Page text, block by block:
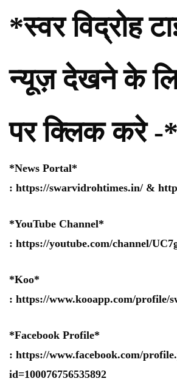
*स्वर विद्रोह
न्यूज़ देखने के
पर क्लिक करे -*
*News Portal*
: https://swarvidrohtimes.in/ &
*YouTube Channel*
: https://youtube.com/channel/
*Koo*
: https://www.kooapp.com/profile/
*Facebook Profile*
: https://www.facebook.com/
id=100076756535892